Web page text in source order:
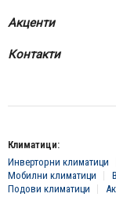
Акценти
Контакти
Климатици:
Инверторни климатици
Мобилни климатици
Подови климатици